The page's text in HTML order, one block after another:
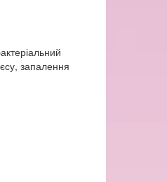
запалення